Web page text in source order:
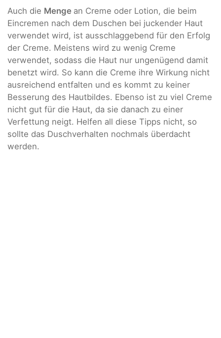
Auch die Menge an Creme oder Lotion, die beim
Eincremen nach dem Duschen bei juckender Haut
verwendet wird, ist ausschlaggebend für den Erfolg
der Creme. Meistens wird zu wenig Creme
verwendet, sodass die Haut nur ungenügend damit
benetzt wird. So kann die Creme ihre Wirkung nicht
ausreichend entfalten und es kommt zu keiner
Besserung des Hautbildes. Ebenso ist zu viel Creme
nicht gut für die Haut, da sie danach zu einer
Verfettung neigt. Helfen all diese Tipps nicht, so
sollte das Duschverhalten nochmals überdacht
werden.